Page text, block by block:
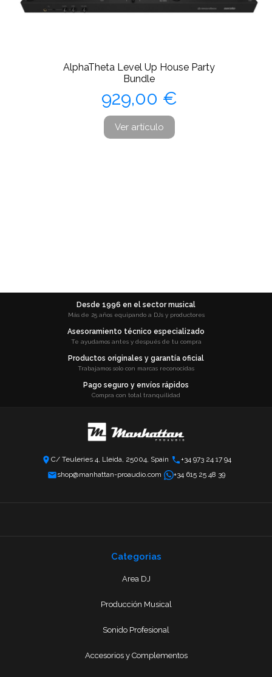
AlphaTheta Level Up House Party
Bundle
Precio
929,00 €
Ver artículo
Desde 1996 en el sector musical
Más de 25 años equipando a DJs y productores
Asesoramiento técnico especializado
Te ayudamos antes y después de tu compra
Productos originales y garantía oficial
Trabajamos solo con marcas reconocidas
Pago seguro y envíos rápidos
Compra con total tranquilidad
C/ Teuleries 4, Lleida, 25004, Spain
+34 973 24 17 94
shop@manhattan-proaudio.com
+34 615 25 48 39
Categorias
Area DJ
Producción Musical
Sonido Profesional
Accesorios y Complementos